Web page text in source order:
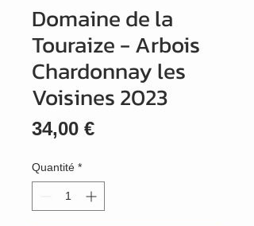
Domaine de la
Touraize - Arbois
Chardonnay les
Voisines 2023
34,00 €Prix
Quantité *